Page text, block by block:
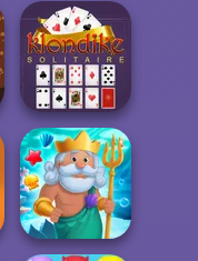
Tropical Merge
Klondike
Solitaire Classic